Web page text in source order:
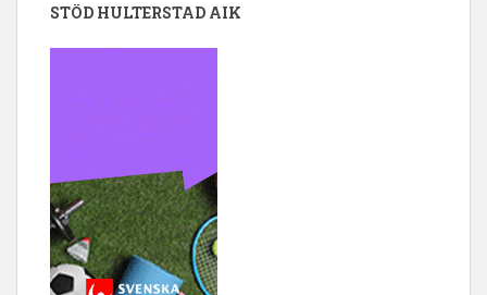
STÖD HULTERSTAD AIK